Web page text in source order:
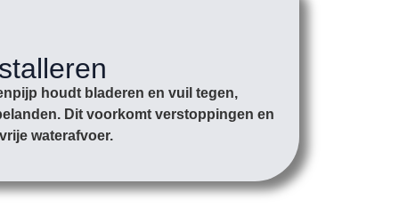
houdt bladeren en vuil tegen,
Dit voorkomt verstoppingen en
waterafvoer.